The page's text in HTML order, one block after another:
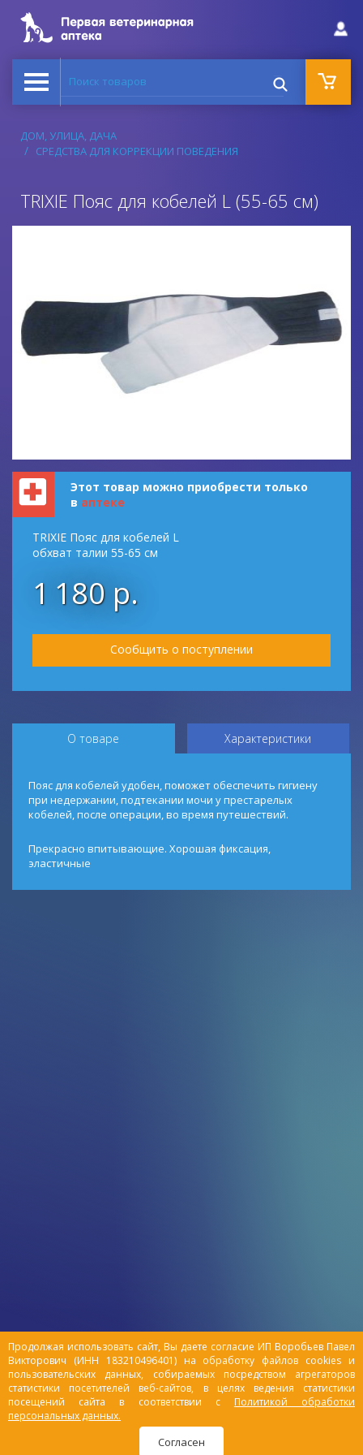
Продолжая использовать сайт, Вы даете согласие ИП Воробьев Павел
Викторович (ИНН 183210496401) на обработку файлов cookies и
пользовательских данных, собираемых посредством агрегаторов
статистики посетителей веб-сайтов, в целях ведения статистики
посещений сайта в соответствии с Политикой обработки
персональных данных.
Согласен
Поиск товаров
ДОМ, УЛИЦА, ДАЧА
СРЕДСТВА ДЛЯ КОРРЕКЦИИ ПОВЕДЕНИЯ
TRIXIE Пояс для кобелей L (55-65 см)
Этот товар можно приобрести только
в аптеке
TRIXIE Пояс для кобелей L
обхват талии 55-65 см
1 180 р.
Сообщить о поступлении
О товаре Характеристики
Пояс для кобелей удобен, поможет обеспечить гигиену
при недержании, подтекании мочи у престарелых
кобелей, после операции, во время путешествий.
Прекрасно впитывающие. Хорошая фиксация,
эластичные